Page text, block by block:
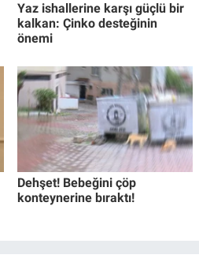
Yaz ishallerine karşı güçlü bir
kalkan: Çinko desteğinin
önemi
Dehşet! Bebeğini çöp
konteynerine bıraktı!